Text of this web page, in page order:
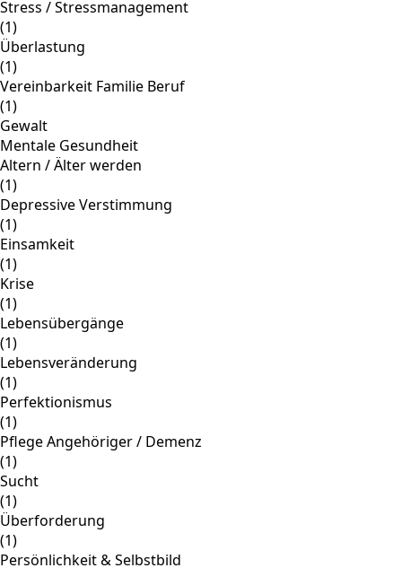
Stress / Stressmanagement
(1)
Überlastung
(1)
Vereinbarkeit Familie Beruf
(1)
Gewalt
Mentale Gesundheit
Altern / Älter werden
(1)
Depressive Verstimmung
(1)
Einsamkeit
(1)
Krise
(1)
Lebensübergänge
(1)
Lebensveränderung
(1)
Perfektionismus
(1)
Pflege Angehöriger / Demenz
(1)
Sucht
(1)
Überforderung
(1)
Persönlichkeit & Selbstbild